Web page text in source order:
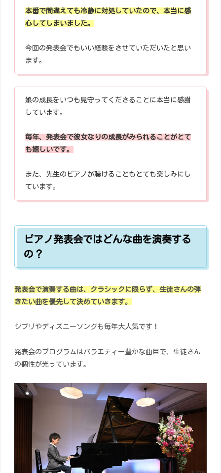
本番で間違えても冷静に対処していたので、本当に感
心してしまいました。
今回の発表会でもいい経験をさせていただいたと思い
ます。
娘の成長をいつも見守ってくださることに本当に感謝
しています。
毎年、発表会で彼女なりの成長がみられることがとて
も嬉しいです。
また、先生のピアノが聴けることもとても楽しみにし
ています。
ピアノ発表会ではどんな曲を演奏する
の？
発表会で演奏する曲は、クラシックに限らず、生徒さんの弾
きたい曲を優先して決めていきます。
ジブリやディズニーソングも毎年大人気です！
発表会のプログラムはバラエティー豊かな曲目で、生徒さん
の個性が光っています。